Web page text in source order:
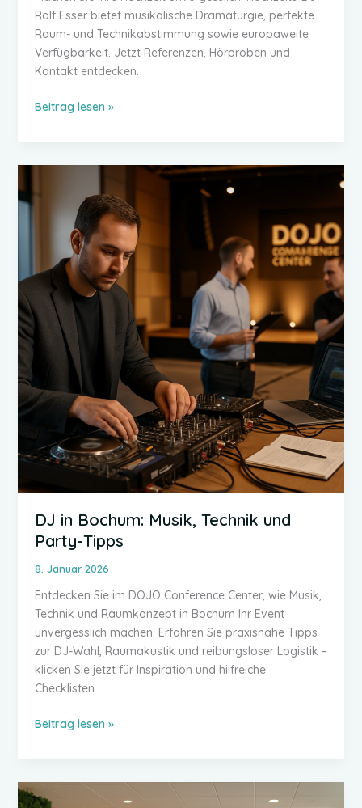
Ralf Esser bietet musikalische Dramaturgie, perfekte
Raum- und Technikabstimmung sowie europaweite
Verfügbarkeit. Jetzt Referenzen, Hörproben und
Kontakt entdecken.
Hochzeits-
So
große
Tanznacht
Beitrag lesen »
DJ in Bochum: Musik, Technik und
Party-Tipps
8. Januar 2026
Entdecken Sie im DOJO Conference Center, wie Musik,
Technik und Raumkonzept in Bochum Ihr Event
unvergesslich machen. Erfahren Sie praxisnahe Tipps
zur DJ-Wahl, Raumakustik und reibungsloser Logistik –
klicken Sie jetzt für Inspiration und hilfreiche
Checklisten.
DJ
Musik,
Technik
Beitrag lesen »